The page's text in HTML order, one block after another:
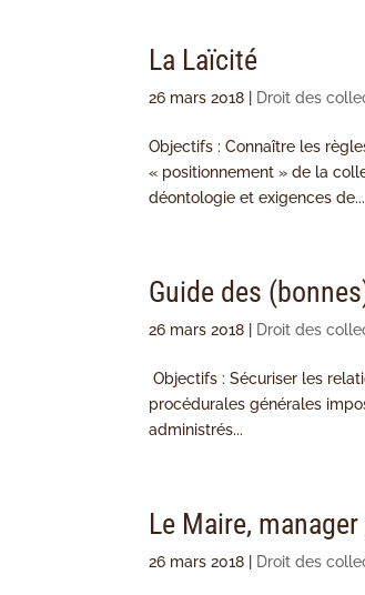
La Laïcité
26 mars 2018 Droit des
Objectifs : Connaître les
« positionnement » de la
déontologie et exigences de...
Guide des
26 mars 2018 Droit des
Objectifs : Sécuriser les
procédurales générales
administrés...
Le Maire,
26 mars 2018 Droit des